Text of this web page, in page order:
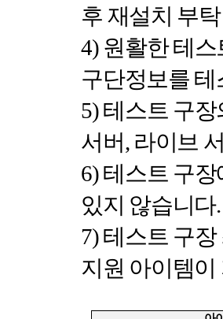
후 재설치 부
4) 원활한 테
구단정보를
5)테스트 구장
서버, 라이브
6)테스트 구장
있지 않습니다.
7)테스트 구장
지원 아이템